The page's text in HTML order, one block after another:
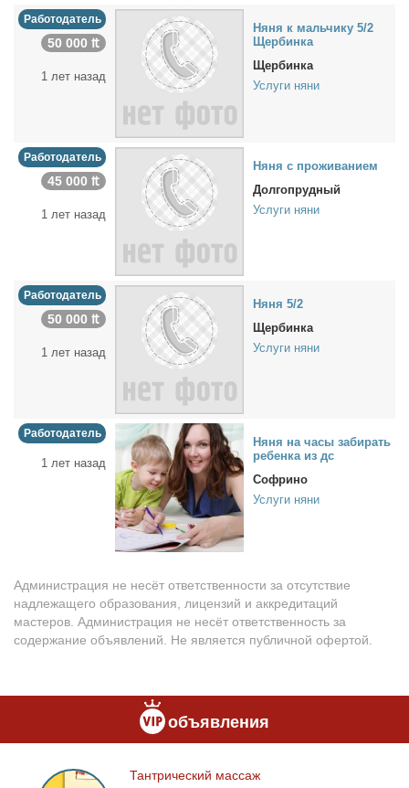
Работодатель
50 000 ₶
1 лет назад
Ня­ня к маль­чи­ку 5/2
Щер­бин­ка
Щербинка
Услуги няни
Работодатель
45 000 ₶
1 лет назад
Ня­ня с про­жи­ва­ни­ем
Долгопрудный
Услуги няни
Работодатель
50 000 ₶
1 лет назад
Ня­ня 5/2
Щербинка
Услуги няни
Работодатель
1 лет назад
Ня­ня на ча­сы за­би­рать
ре­бен­ка из дс
Софрино
Услуги няни
Администрация не несёт ответственности за отсутствие
надлежащего образования, лицензий и аккредитаций
мастеров. Администрация не несёт ответственность за
содержание объявлений. Не является публичной офертой.
объявления
Тантрический
Тан­три­че­ский мас­саж